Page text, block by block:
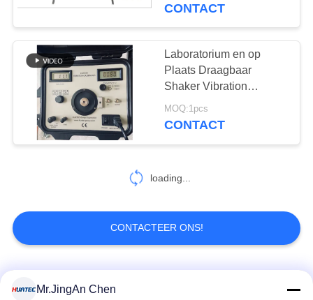
Magnetisch
onderzoek
Wervelstroom het
38
19
CONTACT
Laboratorium en op
Plaats Draagbaar
Shaker Vibration
Calibrator Handheld
MOQ:1pcs
CONTACT
loading...
CONTACTEER ONS!
populaire categorieën
Mr.JingAn Chen